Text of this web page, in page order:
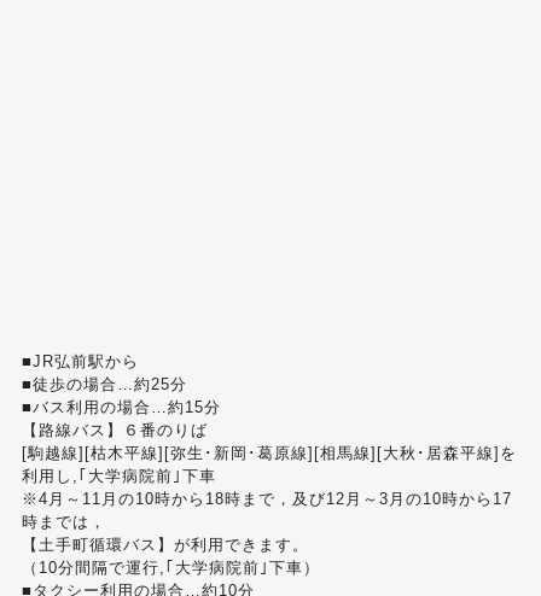
■JR弘前駅から
■徒歩の場合…約25分
■バス利用の場合…約15分
【路線バス】６番のりば
[駒越線][枯木平線][弥生･新岡･葛原線][相馬線][大秋･居森平線]を
利用し,｢大学病院前｣下車
※4月～11月の10時から18時まで，及び12月～3月の10時から17
時までは，
【土手町循環バス】が利用できます。
（10分間隔で運行,｢大学病院前｣下車）
■タクシー利用の場合…約10分